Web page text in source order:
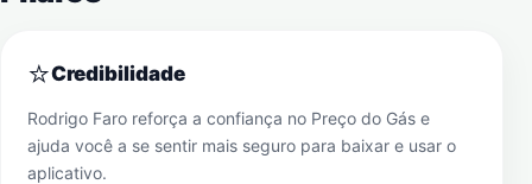
⭐Credibilidade
Rodrigo Faro reforça a confiança no Preço do Gás e
ajuda você a se sentir mais seguro para baixar e usar o
aplicativo.